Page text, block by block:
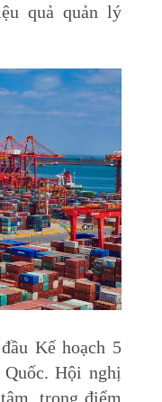
quả quản lý
Kế hoạch 5
Hội nghị
trọng điểm